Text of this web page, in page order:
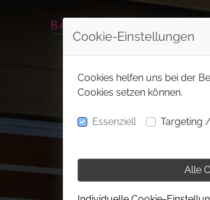
Cookie-Einstellungen
Cookies helfen uns bei der
Cookies setzen können.
Essenziell Targeting
Alle